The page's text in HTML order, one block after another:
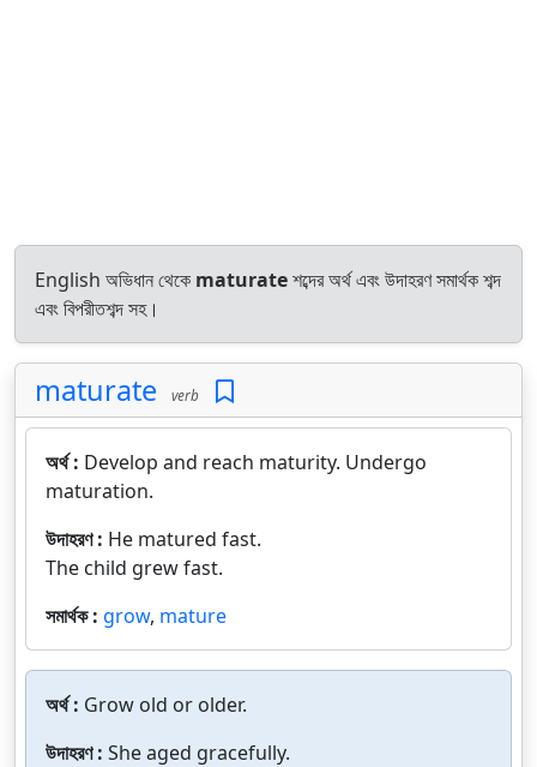
English অভিধান থেকে maturateশব্দের অর্থ এবং উদাহরণ সমার্থক শব্দ
এবং বিপরীতশব্দ সহ।
maturate verb
অর্থ : Develop and reach maturity. Undergo
maturation.
উদাহরণ : He matured fast.
The child grew fast.
সমার্থক : grow, mature
অর্থ : Grow old or older.
উদাহরণ : She aged gracefully.